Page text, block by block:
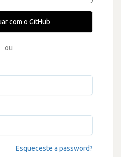
com o GitHub
ou
Esqueceste a password?